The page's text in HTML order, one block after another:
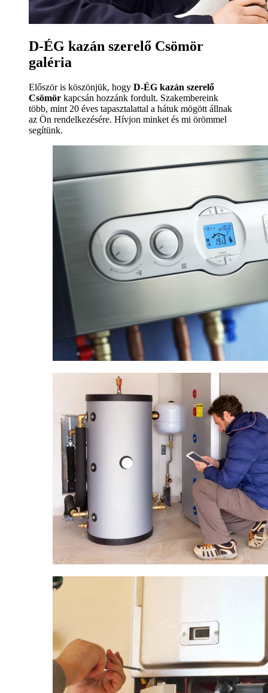
D-ÉG kazán szerelő Csömör
galéria
Először is köszönjük, hogy D-ÉG kazán szerelő
Csömör kapcsán hozzánk fordult. Szakembereink
több, mint 20 éves tapasztalattal a hátuk mögött állnak
az Ön rendelkezésére. Hívjon minket és mi örömmel
segítünk.